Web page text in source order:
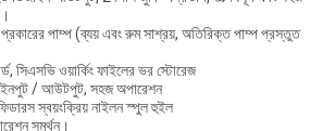
প্রকারের পাম্প (ব্যয় এবং রুম সাশ্রয়, অতিরিক্ত পাম্প প্রস্তুত
সিএসভি ওয়ার্কিং ফাইলের ভর স্টোরেজ
ইনপুট / আউটপুট, সহজ অপারেশন
স্বয়ংক্রিয় নাইলন স্পুল হুইল
সমর্থন।